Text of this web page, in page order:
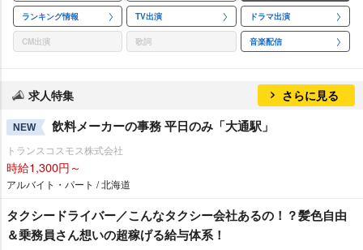
ランキング情報 TV出演 ドラマ出演
CM出演 歌詞 音楽配信
求人特集 さらに見る
NEW 飲料メーカーの事務 平日のみ「大通駅」
トランスコスモス株式会社
時給1,300円～
アルバイト・パート / 北海道
タクシードライバー／こんなタクシー会社あるの！？髪色自由
＆乗務員さん想いの超稼げる給与体系！